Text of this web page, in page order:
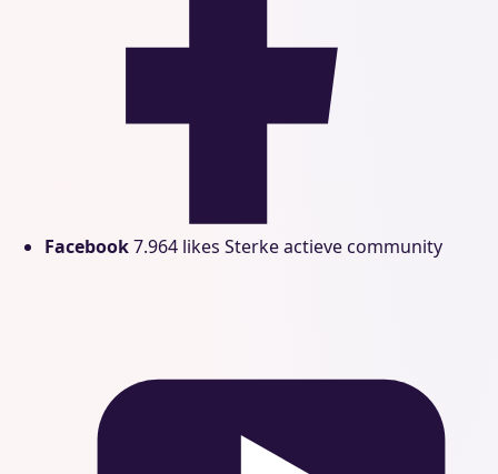
Facebook7.964 likes Sterke actieve community